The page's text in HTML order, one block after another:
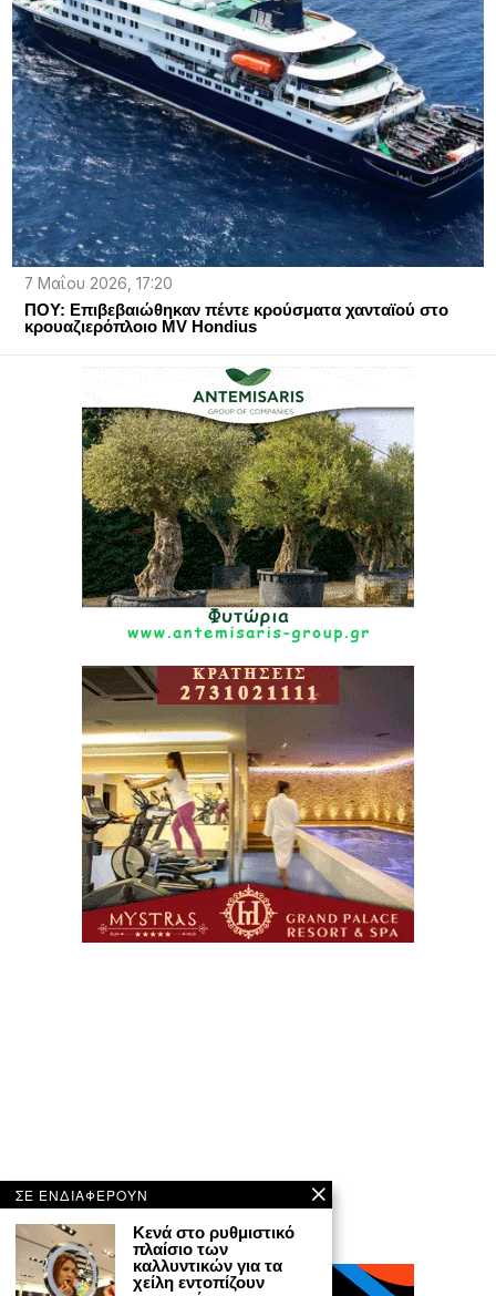
7 Μαΐου 2026, 17:20
ΠΟΥ: Επιβεβαιώθηκαν πέντε κρούσματα χανταϊού στο
κρουαζιερόπλοιο MV Hondius
ΣΕ ΕΝΔΙΑΦΕΡΟΥΝ
Κενά στο ρυθμιστικό
πλαίσιο των
καλλυντικών για τα
χείλη εντοπίζουν